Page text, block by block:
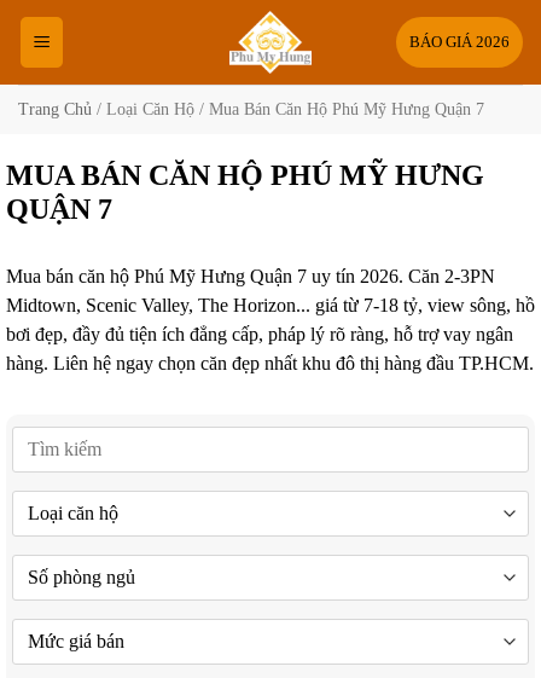
Bỏ
nội
dung
BÁO GIÁ 2026
Trang Chủ / Loại Căn Hộ / Mua Bán Căn Hộ Phú Mỹ Hưng Quận 7
MUA BÁN CĂN HỘ PHÚ MỸ HƯNG
QUẬN 7
Mua bán căn hộ Phú Mỹ Hưng Quận 7 uy tín 2026. Căn 2-3PN
Midtown, Scenic Valley, The Horizon... giá từ 7-18 tỷ, view sông, hồ
bơi đẹp, đầy đủ tiện ích đẳng cấp, pháp lý rõ ràng, hỗ trợ vay ngân
hàng. Liên hệ ngay chọn căn đẹp nhất khu đô thị hàng đầu TP.HCM.